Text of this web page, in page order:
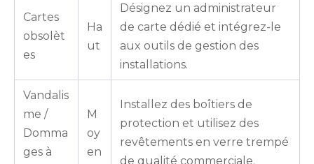
Cartes
obsolèt
es
Ha
ut
Désignez un administrateur
de carte dédié et intégrez-le
aux outils de gestion des
installations.
Vandalis
me /
Domma
ges à
M
oy
en
Installez des boîtiers de
protection et utilisez des
revêtements en verre trempé
de qualité commerciale.